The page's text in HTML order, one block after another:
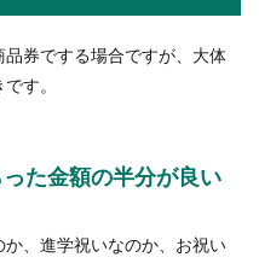
クの練習方法
券でする場合ですが、大体
す。
た金額の半分が良い
、進学祝いなのか、お祝い